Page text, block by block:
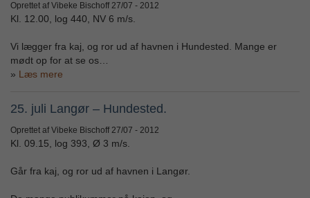
Oprettet af Vibeke Bischoff27/07 - 2012
Kl. 12.00, log 440, NV 6 m/s.
Vi lægger fra kaj, og ror ud af havnen i Hundested. Mange er
mødt op for at se os…
Læs mere
25. juli Langør – Hundested.
Oprettet af Vibeke Bischoff27/07 - 2012
Kl. 09.15, log 393, Ø 3 m/s.
Går fra kaj, og ror ud af havnen i Langør.